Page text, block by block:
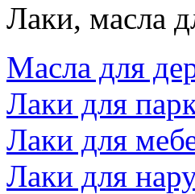
Лаки, масла
Масла для
Лаки для
Лаки для
Лаки для